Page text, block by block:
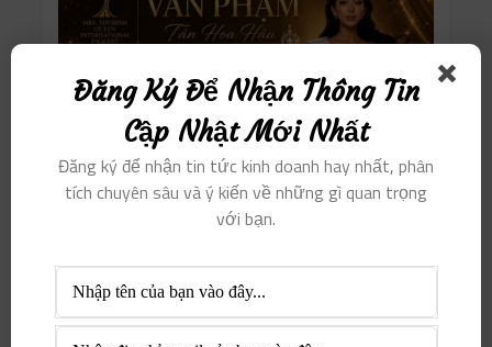
Đăng Ký Để Nhận Thông Tin
Cập Nhật Mới Nhất
Đăng ký để nhận tin tức kinh doanh hay nhất, phân
tích chuyên sâu và ý kiến ​​về những gì quan trọng
với bạn.